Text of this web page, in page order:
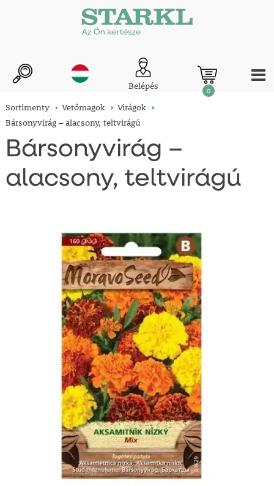
Belépés 0
Sortimenty Vetőmagok
Virágok
Bársonyvirág – alacsony, teltvirágú
Bársonyvirág –
alacsony, teltvirágú